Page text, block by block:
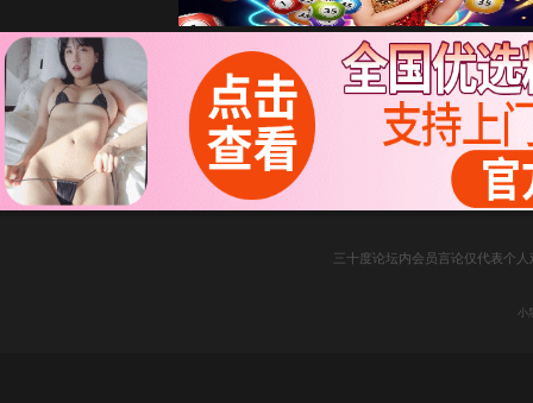
三十度论坛内会员言论仅代表个
小